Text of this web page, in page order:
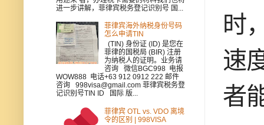
时
速
者
进一步讲解，菲律宾税务登记识别号 国...
菲律宾海外纳税身份号码
怎么申请TIN
(TIN) 身份证 (ID) 是您在
菲律的国税局 (BIR) 注册
为纳税人的证明。业务请
咨询 微信BGC998 电报
WOW888 电话+63 912 0912 222 邮件
咨询 998visa@gmail.com 菲律宾税务登
记识别号TIN ID 国际 版...
菲律宾 OTL vs. VDO 离境
令的区别 | 998VISA